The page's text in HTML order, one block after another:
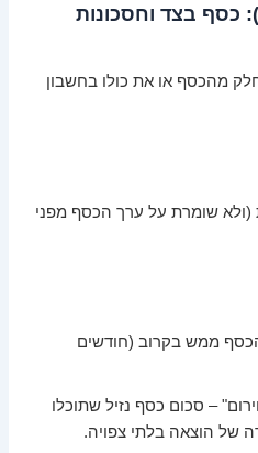
כסף בצד וחסכונות
מהכסף או את כולו בחשבון
שומרת על ערך הכסף מפני
ממש בקרוב (חודשים
– סכום כסף נזיל שתוכלו
של הוצאה בלתי צפויה.